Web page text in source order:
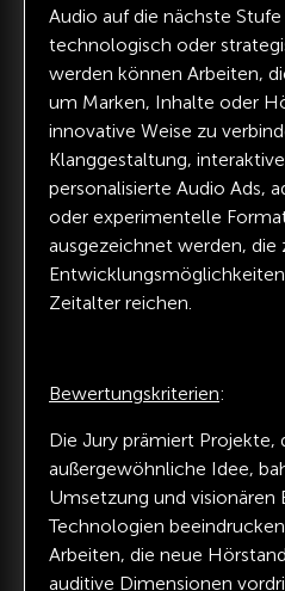
Audio auf die nächste
technologisch oder
werden können Arbeiten,
um Marken, Inhalte oder
innovative Weise zu
Klanggestaltung,
personalisierte Audio Ads,
oder experimentelle
ausgezeichnet werden, die
Zeitalter reichen.
Bewertungskriterien:
Die Jury prämiert Projekte,
außergewöhnliche Idee,
Umsetzung und visionären
Technologien
Arbeiten, die neue
auditive Dimensionen